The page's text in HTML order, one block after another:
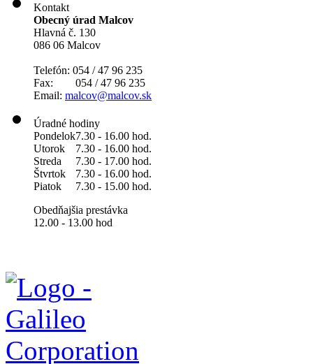
Kontakt
Obecný úrad Malcov
Hlavná č. 130
086 06 Malcov
Telefón: 054 / 47 96 235
Fax: 054 / 47 96 235
Email: malcov@malcov.sk
Úradné hodiny
Pondelok7.30 - 16.00 hod.
Utorok
7.30 - 16.00 hod.
Streda
7.30 - 17.00 hod.
Štvrtok
7.30 - 16.00 hod.
Piatok
7.30 - 15.00 hod.
Obedňajšia prestávka
12.00 - 13.00 hod